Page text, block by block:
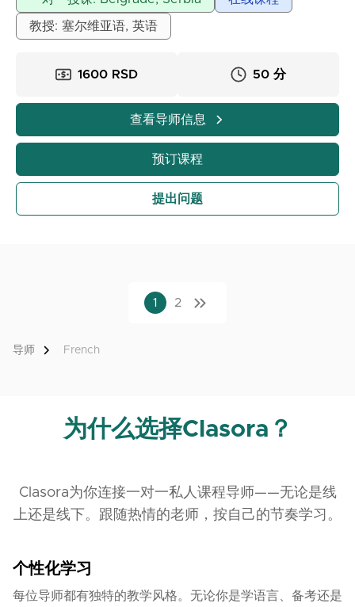
出身的人，我也学会了如何以清晰、适应性强且支持性的
方式传授知识——没有压力，也没有那种法语是“不可能完
年龄和水平。
话，以及扎实的语法和词汇基础。在贝尔格莱德面授或在
线课程——具体安排可协商。如果您希望法语听起来自
然，学习过程愉快，我将很高兴与您合作。
欢迎随时联系我获取更多信息！
教授: 塞尔维亚语, 英语
1600 RSD 50 分
查看导师信息
预订课程
提出问题
1 2
导师 French
为什么选择Clasora？
Clasora为你连接一对一私人课程导师——无论是线
上还是线下。跟随热情的老师，按自己的节奏学习。
个性化学习
每位导师都有独特的教学风格。无论你是学语言、备考还是